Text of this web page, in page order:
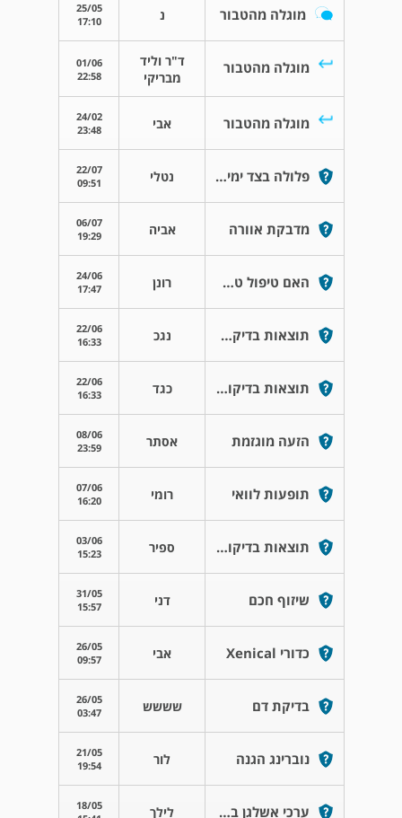
מוגלה מהטבור נ
25/05
17:10
מוגלה מהטבור
ד"ר וליד
מבריקי
01/06
22:58
מוגלה מהטבור אבי
24/02
23:48
פלולה בצד ימין של הכתף שלי נטלי
22/07
09:51
מדבקת אוורה אביה
06/07
19:29
האם טיפול טבעי זה יכול להיות המענה לתולעים? רונן
24/06
17:47
תוצאות בדיקת דם-בלוטת התריס נגכ
22/06
16:33
תוצאות בדיקות דם כגד
22/06
16:33
הזעה מוגזמת אסתר
08/06
23:59
תופעות לוואי רומי
07/06
16:20
תוצאות בדיקות שתן ספיר
03/06
15:23
שיזוף חכם דני
31/05
15:57
כדורי Xenical אבי
26/05
09:57
בדיקת דם שששש
26/05
03:47
נוברינג הגנה לור
21/05
19:54
ערכי אשלגן בדם לילך
18/05